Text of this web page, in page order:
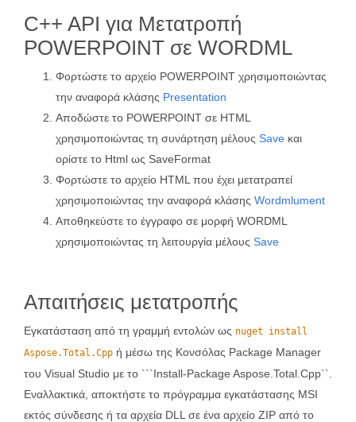
C++ API για Μετατροπή
POWERPOINT σε WORDML
Φορτώστε το αρχείο POWERPOINT χρησιμοποιώντας
την αναφορά κλάσης Presentation
Αποδώστε το POWERPOINT σε HTML
χρησιμοποιώντας τη συνάρτηση μέλους Save και
ορίστε το Html ως SaveFormat
Φορτώστε το αρχείο HTML που έχει μετατραπεί
χρησιμοποιώντας την αναφορά κλάσης Wordmlument
Αποθηκεύστε το έγγραφο σε μορφή WORDML
χρησιμοποιώντας τη λειτουργία μέλους Save
Απαιτήσεις μετατροπής
Εγκατάσταση από τη γραμμή εντολών ως nuget install
Aspose.Total.Cpp ή μέσω της Κονσόλας Package Manager
του Visual Studio με το ```Install-Package Aspose.Total.Cpp``.
Εναλλακτικά, αποκτήστε το πρόγραμμα εγκατάστασης MSI
εκτός σύνδεσης ή τα αρχεία DLL σε ένα αρχείο ZIP από το